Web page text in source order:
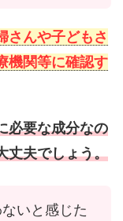
さんや子どもさ
機関等に確認す
必要な成分なの
丈夫でしょう。
いと感じた